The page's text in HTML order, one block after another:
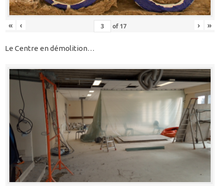
« ‹ of 17 › »
Le Centre en démolition…